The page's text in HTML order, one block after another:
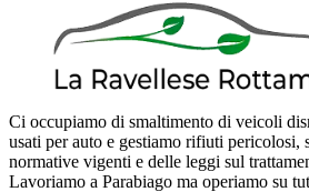
Ci occupiamo di smaltimento di veicoli
usati per auto e gestiamo rifiuti pericolosi,
normative vigenti e delle leggi sul
Lavoriamo a Parabiago ma operiamo su